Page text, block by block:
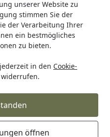
unserer Website zu
stimmen Sie der
der Verarbeitung Ihrer
ein bestmögliches
zu bieten.
in den Cookie-
öffnen
mit 360°
Handbrause,